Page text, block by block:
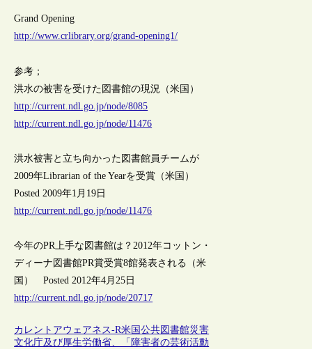
Grand Opening
http://www.crlibrary.org/grand-opening1/
参考；
洪水の被害を受けた図書館の現況（米国）
http://current.ndl.go.jp/node/8085
http://current.ndl.go.jp/node/11476
洪水被害と立ち向かった図書館員チームが
2009年Librarian of the Yearを受賞（米国）
Posted 2009年1月19日
http://current.ndl.go.jp/node/11476
今年のPR上手な図書館は？2012年コットン・
ディーナ図書館PR賞受賞8館発表される（米
国） Posted 2012年4月25日
http://current.ndl.go.jp/node/20717
カレントアウェアネス-R米国公共図書館災害
文化庁及び厚生労働省、「障害者の芸術活動